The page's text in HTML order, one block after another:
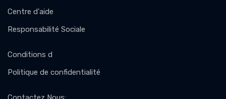
Centre d'aide
Responsabilité Sociale
Conditions d
Politique de confidentialité